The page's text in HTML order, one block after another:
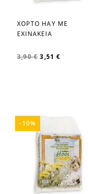
favorite_border
ΧΟΡΤΟ HAY ΜΕ
ΕΧΙΝΑΚΕΙΑ
3,90 € 3,51 €
-10%